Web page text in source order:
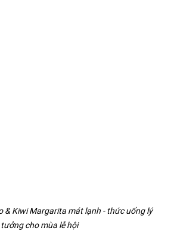
& Kiwi Margarita mát lạnh - thức uống lý
tưởng cho mùa lễ hội